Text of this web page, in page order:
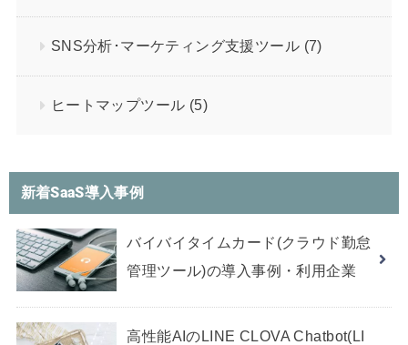
SNS分析･マーケティング支援ツール (7)
ヒートマップツール (5)
新着SaaS導入事例
バイバイタイムカード(クラウド勤怠
管理ツール)の導入事例・利用企業
高性能AIのLINE CLOVA Chatbot(LI